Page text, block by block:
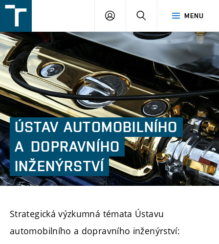
v
Brně
MENU
PŘIHLÁŠENÍ
ÚSTAV AUTOMOBILNÍHO
A DOPRAVNÍHO
INŽENÝRSTVÍ
Strategická výzkumná témata Ústavu
automobilního a dopravního inženýrství: